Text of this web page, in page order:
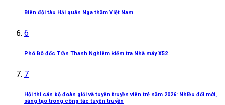
Biên đội tàu Hải quân Nga thăm Việt Nam
6
Phó Đô đốc Trần Thanh Nghiêm kiểm tra Nhà máy X52
7
Hội thi cán bộ đoàn giỏi và tuyên truyền viên trẻ năm 2026: Nhiều đổi mới,
sáng tạo trong công tác tuyên truyền